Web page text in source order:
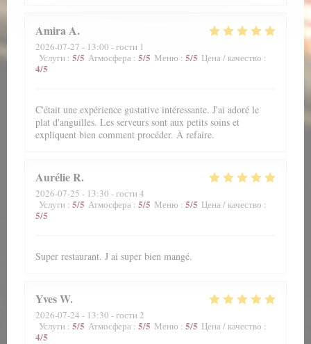
AmiraA
2026-07-27 - 13:00 - гости 1
Услуги : 5/5 Атмосфера : 5/5 Меню : 5/5 Цена / качество :
4/5
C'était une expérience gustative intéressante. J'ai adoré le
plat d'anguilles. Les serveurs sont aux petits soins et
expliquent bien comment procéder. À refaire.
AurélieR
2026-07-25 - 13:30 - гости 4
Услуги : 5/5 Атмосфера : 5/5 Меню : 5/5 Цена / качество :
5/5
Super restaurant. J ai super bien mangé.
YvesW
2026-07-24 - 13:30 - гости 2
Услуги : 5/5 Атмосфера : 5/5 Меню : 5/5 Цена / качество :
4/5